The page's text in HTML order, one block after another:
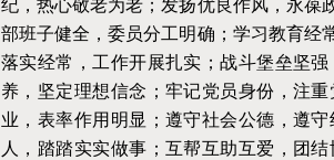
纪，热心敬老为老；发扬优良作风，永葆
部班子健全，委员分工明确；学习教育经
落实经常，工作开展扎实；战斗堡垒坚
养，坚定理想信念；牢记党员身份，注
业，表率作用明显；遵守社会公德，遵
人，踏踏实实做事；互帮互助互爱，团